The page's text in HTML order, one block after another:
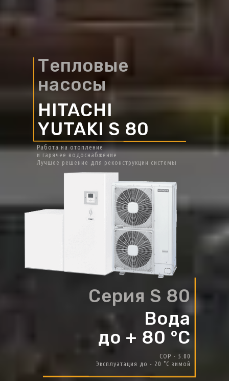
Cерия S 80
Вода
до + 80 °C
Тепловые
насосы
HITACHI
YUTAKI S 80
COP - 5.00
Эксплуатация до - 20 °C зимой
Работа на отопление
и гарячее водоснабжение
Лучшее решение для реконструкции системы